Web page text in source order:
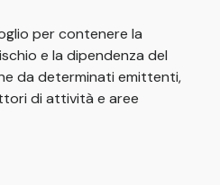
per contenere la
e la dipendenza del
da determinati emittenti,
di attività e aree